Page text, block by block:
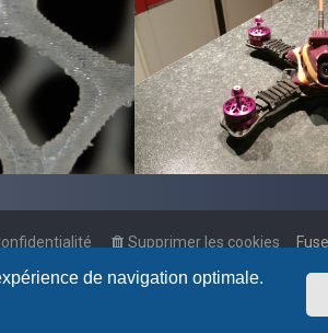
de navigation optimale.
Supprimer les cookies